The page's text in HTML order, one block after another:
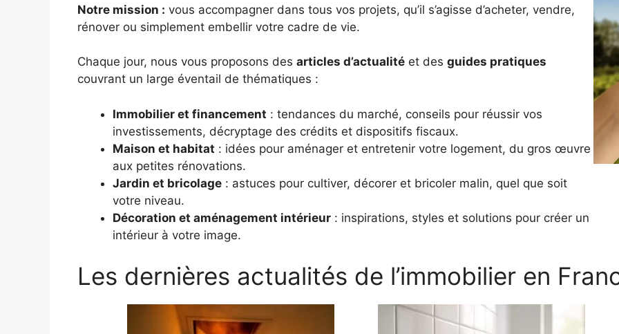
Notre mission : vous accompagner dans tous vos projets, qu’il s’agisse d’acheter, vendre,
rénover ou simplement embellir votre cadre de vie.
Chaque jour, nous vous proposons des articles d’actualité et des guides pratiques
couvrant un large éventail de thématiques :
Immobilier et financement : tendances du marché, conseils pour réussir vos
investissements, décryptage des crédits et dispositifs fiscaux.
Maison et habitat : idées pour aménager et entretenir votre logement, du gros œuvre
aux petites rénovations.
Jardin et bricolage : astuces pour cultiver, décorer et bricoler malin, quel que soit
votre niveau.
Décoration et aménagement intérieur : inspirations, styles et solutions pour créer un
intérieur à votre image.
Les dernières actualités de l’immobilier en